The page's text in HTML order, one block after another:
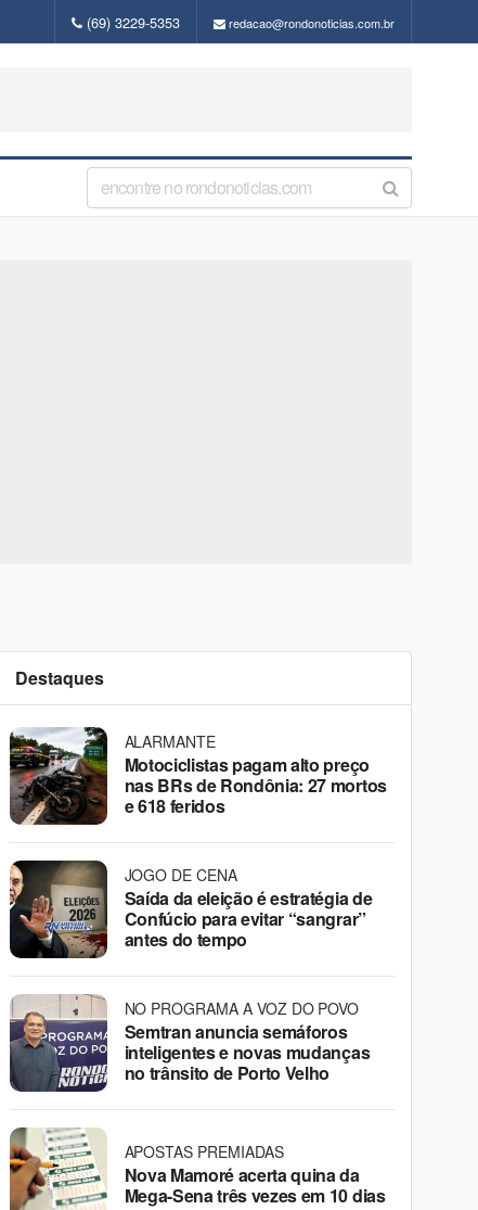
(69) 3229-5353 redacao@rondonoticias.com.br
Destaques
ALARMANTE
Motociclistas pagam alto preço
nas BRs de Rondônia: 27 mortos
e 618 feridos
JOGO DE CENA
Saída da eleição é estratégia de
Confúcio para evitar “sangrar”
antes do tempo
NO PROGRAMA A VOZ DO POVO
Semtran anuncia semáforos
inteligentes e novas mudanças
no trânsito de Porto Velho
APOSTAS PREMIADAS
Nova Mamoré acerta quina da
Mega-Sena três vezes em 10 dias